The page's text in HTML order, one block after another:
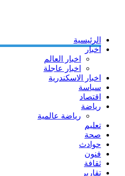
الرئيسية
اخبار
اخبار العالم
اخبار عاجلة
اخبار الاسكندرية
سياسة
اقتصاد
رياضة
رياضة عالمية
تعليم
صحة
حوادث
فنون
ثقافة
تقارير